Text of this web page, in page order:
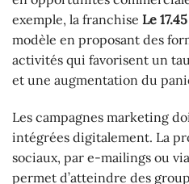
exemple, la franchise Le 17.45
modèle en proposant des
activités qui favorisent un
et une augmentation du
Les campagnes marketing
intégrées digitalement. La
sociaux, par e-mailings ou
permet d’atteindre des